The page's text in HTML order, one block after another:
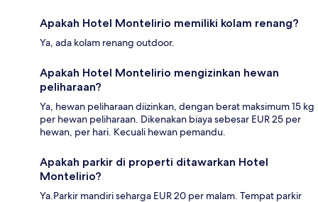
Apakah Hotel Montelirio memiliki kolam renang?
Ya, ada kolam renang outdoor.
Apakah Hotel Montelirio mengizinkan hewan
peliharaan?
Ya, hewan peliharaan diizinkan, dengan berat maksimum 15 kg
per hewan peliharaan. Dikenakan biaya sebesar EUR 25 per
hewan, per hari. Kecuali hewan pemandu.
Apakah parkir di properti ditawarkan Hotel
Montelirio?
Ya.Parkir mandiri seharga EUR 20 per malam. Tempat parkir